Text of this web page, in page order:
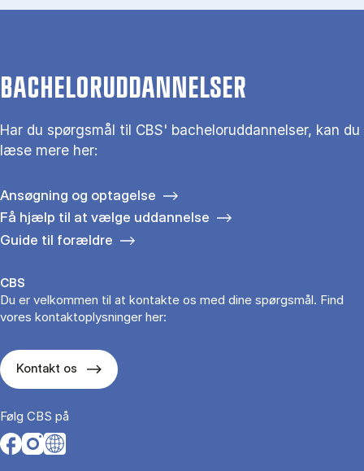
BACHELORUDDANNELSER
Har du spørgsmål til CBS' bacheloruddannelser, kan du
læse mere her:
Ansøgning og optagelse
Få hjælp til at vælge uddannelse
Guide til forældre
CBS
Du er velkommen til at kontakte os med dine spørgsmål. Find
vores kontaktoplysninger her:
Kontakt os
Følg CBS på
Opens in a new tab
Opens in a new tab
Opens in a new tab